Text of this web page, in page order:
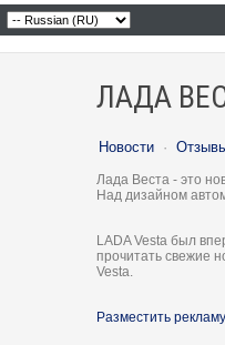
ЛАДА
Новости ·
Лада Веста - это
Над дизайном
LADA Vesta был
прочитать свежие
Vesta.
Разместить